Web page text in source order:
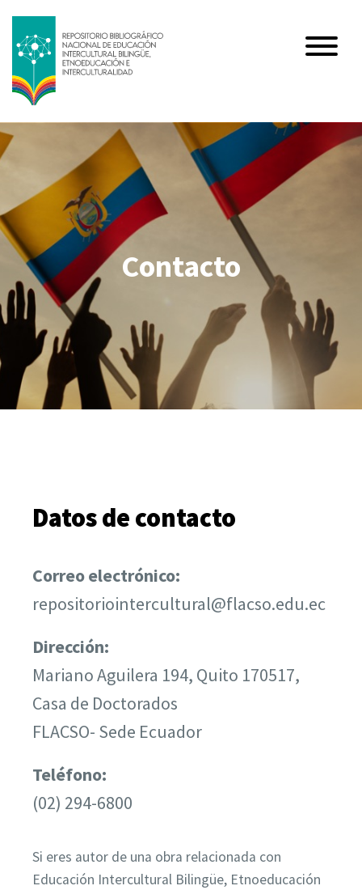
Contacto
Datos de contacto
Correo electrónico:
repositoriointercultural@flacso.edu.ec
Dirección:
Mariano Aguilera 194, Quito 170517,
Casa de Doctorados
FLACSO- Sede Ecuador
Teléfono:
(02) 294-6800
Si eres autor de una obra relacionada con
Educación Intercultural Bilingüe, Etnoeducación